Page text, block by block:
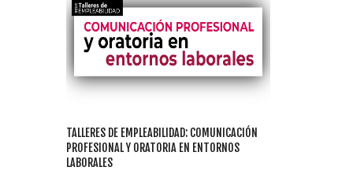
TALLERES DE EMPLEABILIDAD: COMUNICACIÓN
PROFESIONAL Y ORATORIA EN ENTORNOS
LABORALES